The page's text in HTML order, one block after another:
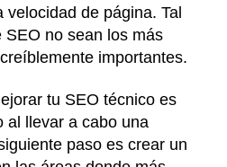
de página. Tal
no sean los más
importantes.
tu SEO técnico es
al llevar a cabo una
paso es crear un